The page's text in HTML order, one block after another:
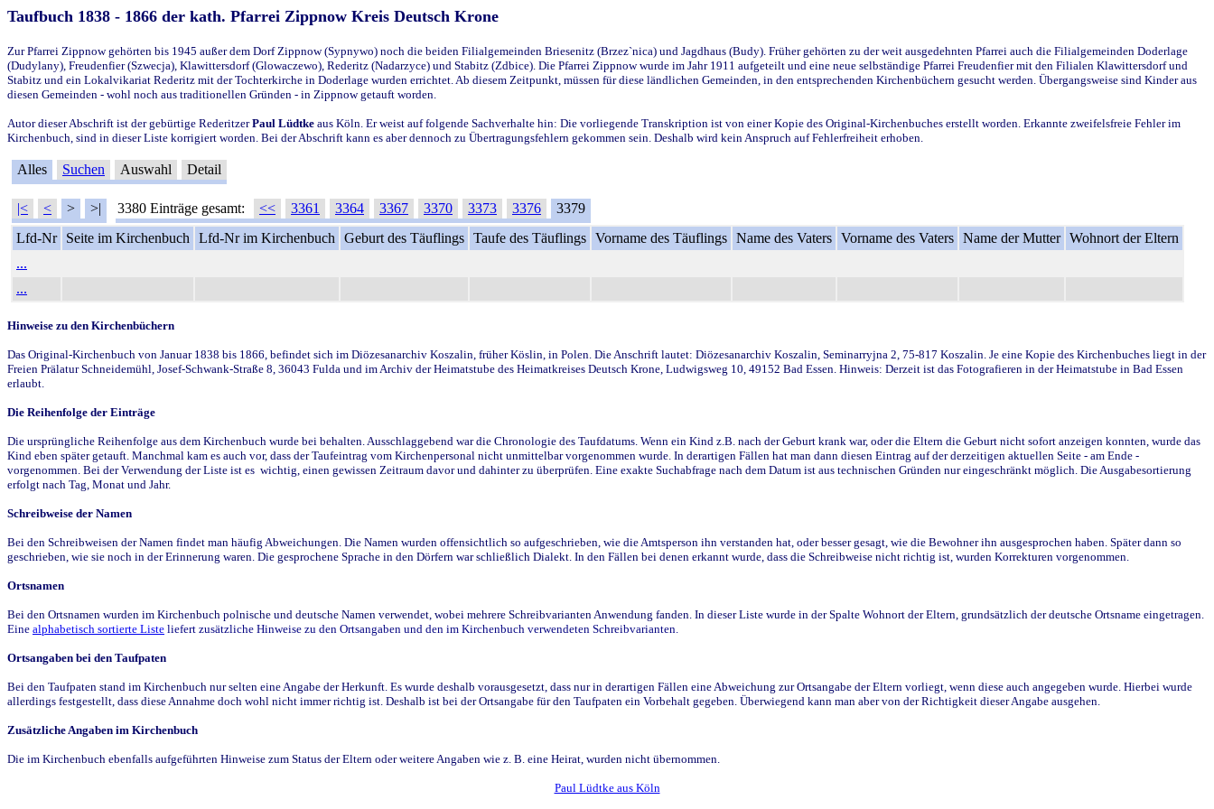
Taufbuch 1838 - 1866 der kath. Pfarrei Zippnow Kreis Deutsch Krone
Zur Pfarrei Zippnow gehörten bis 1945 außer dem Dorf Zippnow (Sypnywo) noch die beiden Filialgemeinden Briesenitz (Brzez`nica) und Jagdhaus (Budy). Früher gehörten zu der weit ausgedehnten Pfarrei auch die Filialgemeinden Doderlage
(Dudylany), Freudenfier (Szwecja), Klawittersdorf (Glowaczewo), Rederitz (Nadarzyce) und Stabitz (Zdbice). Die Pfarrei Zippnow wurde im Jahr 1911 aufgeteilt und eine neue selbständige Pfarrei Freudenfier mit den Filialen Klawittersdorf und
Stabitz und ein Lokalvikariat Rederitz mit der Tochterkirche in Doderlage wurden errichtet. Ab diesem Zeitpunkt, müssen für diese ländlichen Gemeinden, in den entsprechenden Kirchenbüchern gesucht werden. Übergangsweise sind Kinder aus
diesen Gemeinden - wohl noch aus traditionellen Gründen - in Zippnow getauft worden.
Autor dieser Abschrift ist der gebürtige RederitzerPaul Lüdtke aus Köln. Er weist auf folgende Sachverhalte hin: Die vorliegende Transkription ist von einer Kopie des Original-Kirchenbuches erstellt worden. Erkannte zweifelsfreie Fehler im
Kirchenbuch, sind in dieser Liste korrigiert worden. Bei der Abschrift kann es aber dennoch zu Übertragungsfehlern gekommen sein. Deshalb wird kein Anspruch auf Fehlerfreiheit erhoben.
Alles Suchen Auswahl Detail
|< < > >| 3380 Einträge gesamt: << 3361 3364 3367 3370 3373 3376
3379
Lfd-Nr
Seite im Kirchenbuch Lfd-Nr im Kirchenbuch Geburt des Täuflings Taufe des Täuflings Vorname des Täuflings Name des Vaters Vorname des Vaters Name der Mutter Wohnort der Eltern
...
...
Hinweise zu den Kirchenbüchern
Das Original-Kirchenbuch von Januar 1838 bis 1866, befindet sich im Diözesanarchiv Koszalin, früher Köslin, in Polen. Die Anschrift lautet: Diözesanarchiv Koszalin, Seminarryjna 2, 75-817 Koszalin. Je eine Kopie des Kirchenbuches liegt in der
Freien Prälatur Schneidemühl, Josef-Schwank-Straße 8, 36043 Fulda und im Archiv der Heimatstube des Heimatkreises Deutsch Krone, Ludwigsweg 10, 49152 Bad Essen. Hinweis: Derzeit ist das Fotografieren in der Heimatstube in Bad Essen
erlaubt.
Die Reihenfolge der Einträge
Die ursprüngliche Reihenfolge aus dem Kirchenbuch wurde bei behalten. Ausschlaggebend war die Chronologie des Taufdatums. Wenn ein Kind z.B. nach der Geburt krank war, oder die Eltern die Geburt nicht sofort anzeigen konnten, wurde das
Kind eben später getauft. Manchmal kam es auch vor, dass der Taufeintrag vom Kirchenpersonal nicht unmittelbar vorgenommen wurde. In derartigen Fällen hat man dann diesen Eintrag auf der derzeitigen aktuellen Seite - am Ende -
vorgenommen. Bei der Verwendung der Liste ist es wichtig, einen gewissen Zeitraum davor und dahinter zu überprüfen. Eine exakte Suchabfrage nach dem Datum ist aus technischen Gründen nur eingeschränkt möglich. Die Ausgabesortierung
erfolgt nach Tag, Monat und Jahr.
Schreibweise der Namen
Bei den Schreibweisen der Namen findet man häufig Abweichungen. Die Namen wurden offensichtlich so aufgeschrieben, wie die Amtsperson ihn verstanden hat, oder besser gesagt, wie die Bewohner ihn ausgesprochen haben. Später dann so
geschrieben, wie sie noch in der Erinnerung waren. Die gesprochene Sprache in den Dörfern war schließlich Dialekt. In den Fällen bei denen erkannt wurde, dass die Schreibweise nicht richtig ist, wurden Korrekturen vorgenommen.
Ortsnamen
Bei den Ortsnamen wurden im Kirchenbuch polnische und deutsche Namen verwendet, wobei mehrere Schreibvarianten Anwendung fanden. In dieser Liste wurde in der Spalte Wohnort der Eltern, grundsätzlich der deutsche Ortsname eingetragen.
Eine alphabetisch sortierte Liste liefert zusätzliche Hinweise zu den Ortsangaben und den im Kirchenbuch verwendeten Schreibvarianten.
Ortsangaben bei den Taufpaten
Bei den Taufpaten stand im Kirchenbuch nur selten eine Angabe der Herkunft. Es wurde deshalb vorausgesetzt, dass nur in derartigen Fällen eine Abweichung zur Ortsangabe der Eltern vorliegt, wenn diese auch angegeben wurde. Hierbei wurde
allerdings festgestellt, dass diese Annahme doch wohl nicht immer richtig ist. Deshalb ist bei der Ortsangabe für den Taufpaten ein Vorbehalt gegeben. Überwiegend kann man aber von der Richtigkeit dieser Angabe ausgehen.
Zusätzliche Angaben im Kirchenbuch
Die im Kirchenbuch ebenfalls aufgeführten Hinweise zum Status der Eltern oder weitere Angaben wie z. B. eine Heirat, wurden nicht übernommen.
Paul Lüdtke aus Köln